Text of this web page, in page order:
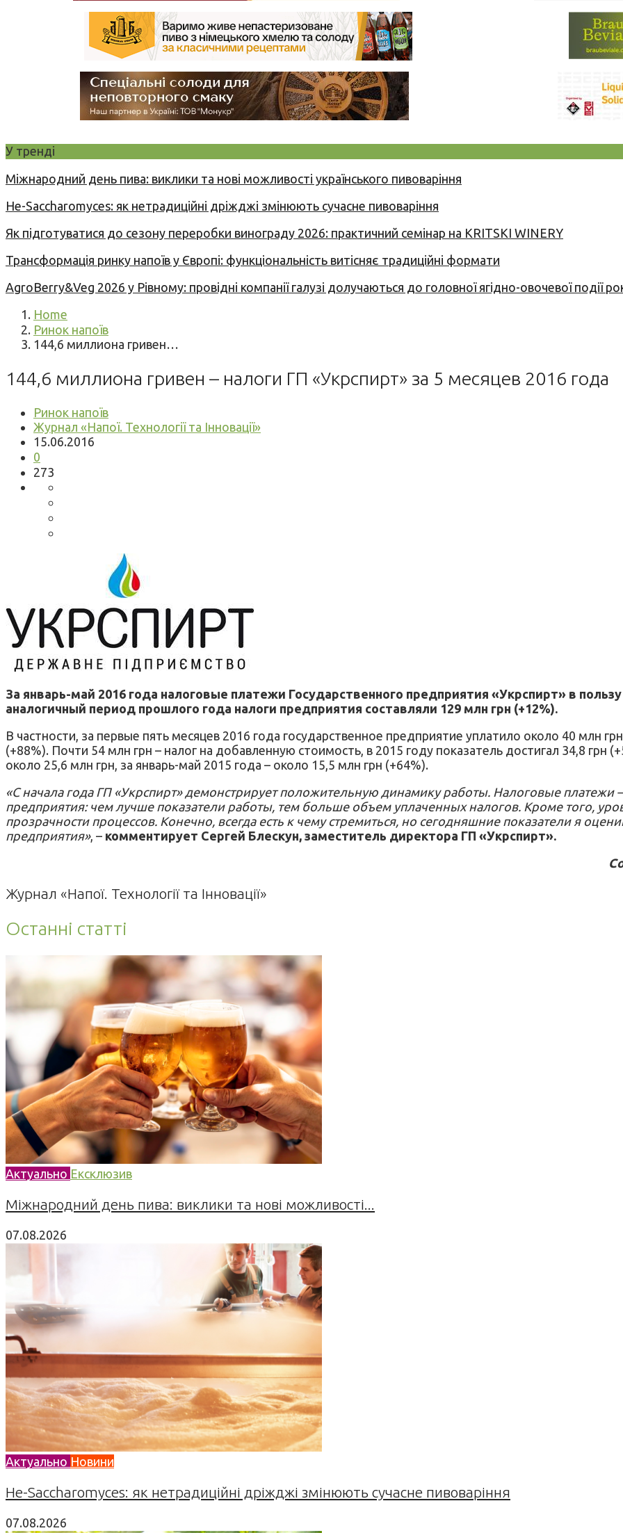
У тренді
Міжнародний день пива: виклики та нові можливості українського пивоваріння
Не-Saccharomyces: як нетрадиційні дріжджі змінюють сучасне пивоваріння
Як підготуватися до сезону переробки винограду 2026: практичний семінар на KRITSKI WINERY
Трансформація ринку напоїв у Європі: функціональність витісняє традиційні формати
AgroBerry&Veg 2026 у Рівному: провідні компанії галузі долучаються до головної ягідно-овочевої події
Home
Ринок напоїв
144,6 миллиона гривен…
144,6 миллиона гривен – налоги ГП «Укрспирт» за 5 месяцев 2016 года
Ринок напоїв
Журнал «Напої. Технології та Інновації»
15.06.2016
0
273
За январь-май 2016 года налоговые платежи Государственного предприятия «Укрспирт» в
аналогичный период прошлого года налоги предприятия составляли 129 млн грн (+12%).
В частности, за первые пять месяцев 2016 года государственное предприятие уплатило около 40 млн
(+88%). Почти 54 млн грн – налог на добавленную стоимость, в 2015 году показатель достигал 34,8
около 25,6 млн грн, за январь-май 2015 года – около 15,5 млн грн (+64%).
«С начала года ГП «Укрспирт» демонстрирует положительную динамику работы. Налоговые платежи
предприятия: чем лучше показатели работы, тем больше объем уплаченных налогов. Кроме того,
прозрачности процессов. Конечно, всегда есть к чему стремиться, но сегодняшние показатели я
предприятия», – комментирует Сергей Блескун, заместитель директора ГП «Укрспирт».
Журнал «Напої. Технології та Інновації»
Останні статті
Актуально Ексклюзив
Міжнародний день пива: виклики та нові можливості...
07.08.2026
Актуально Новини
Не-Saccharomyces: як нетрадиційні дріжджі змінюють сучасне пивоваріння
07.08.2026